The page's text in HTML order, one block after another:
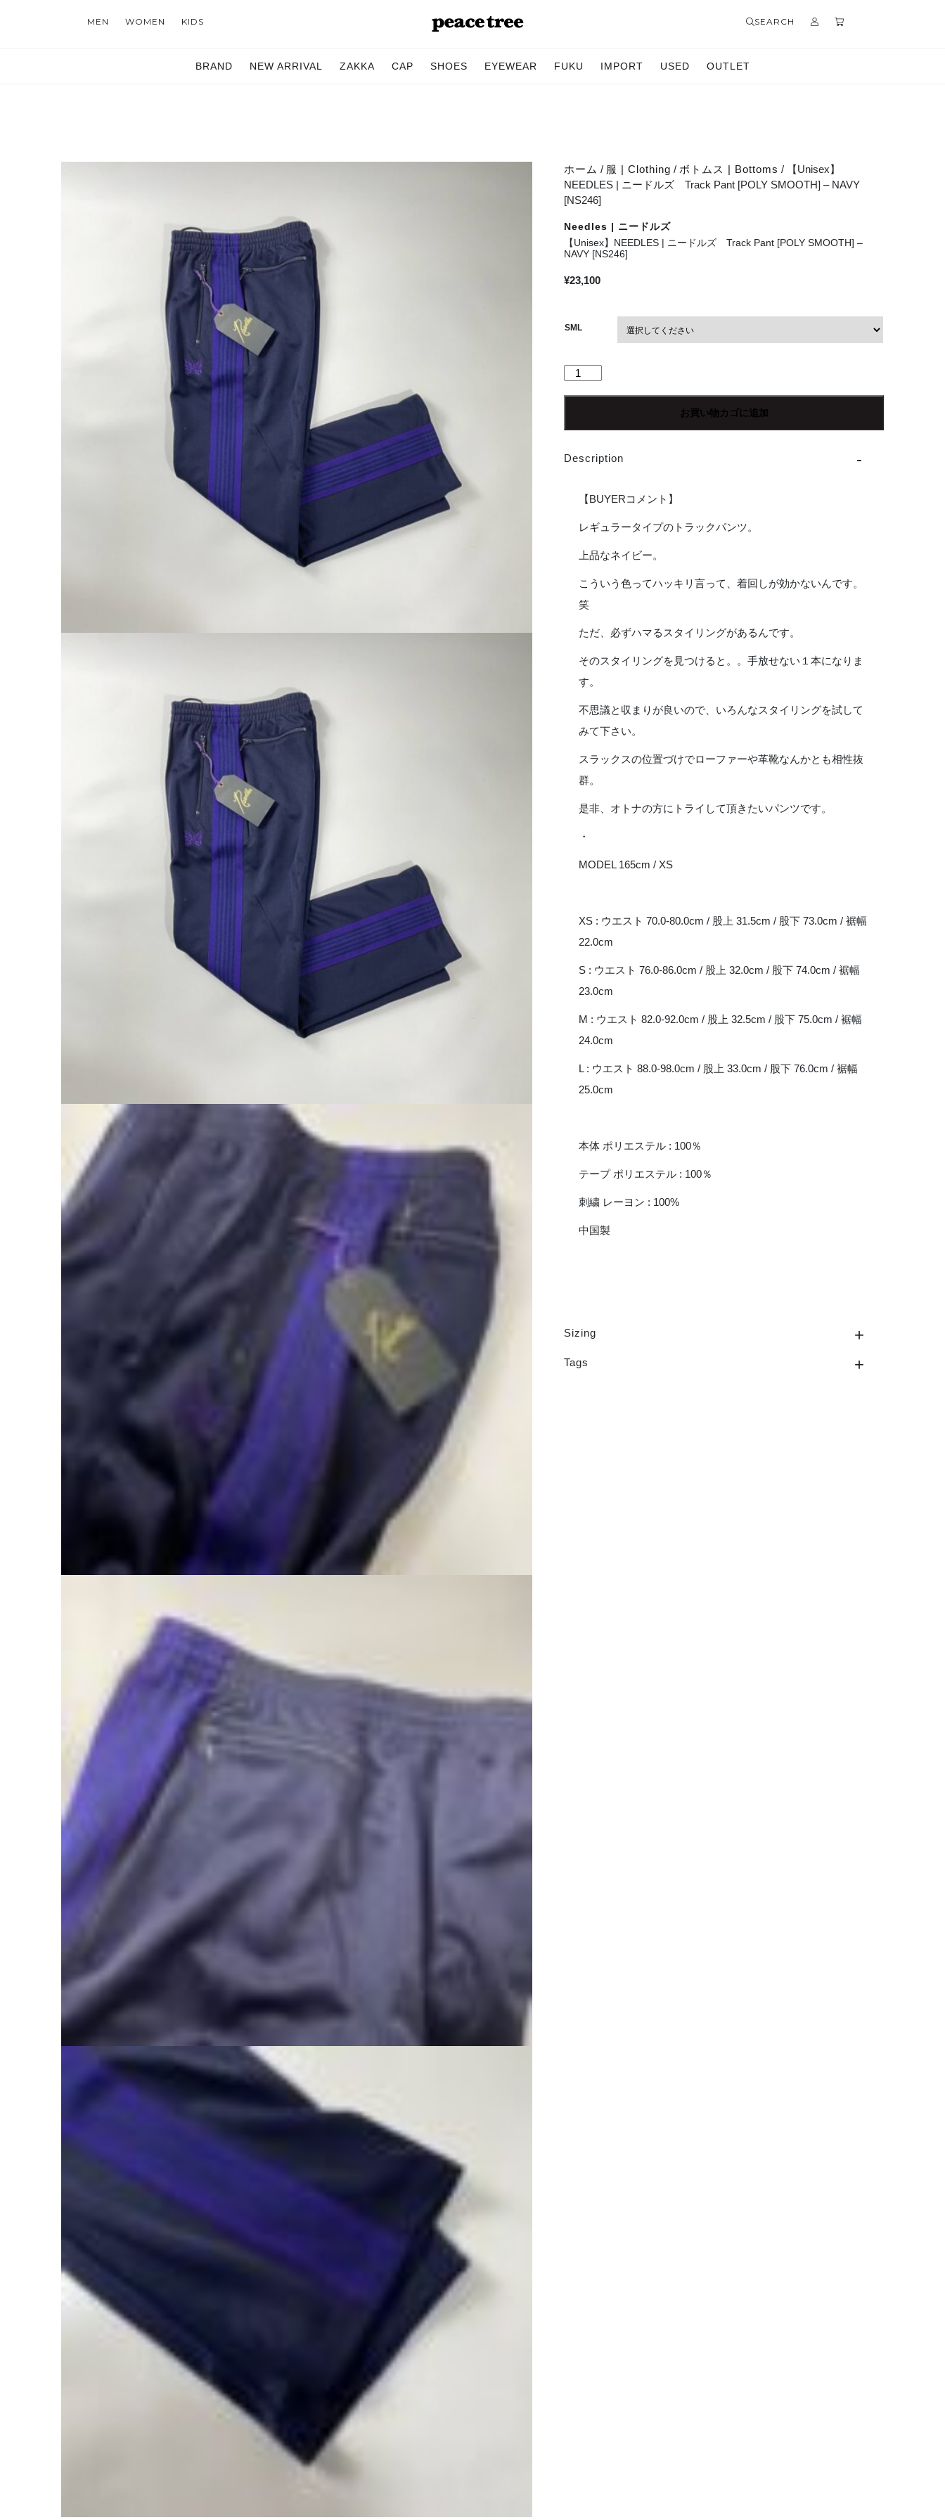
MEN WOMEN KIDS SEARCH
BRAND NEW ARRIVAL ZAKKA CAP SHOES EYEWEAR FUKU IMPORT USED OUTLET
ホーム / 服 | Clothing / ボトムス | Bottoms / 【Unisex】
NEEDLES | ニードルズ Track Pant [POLY SMOOTH] – NAVY
[NS246]
Needles | ニードルズ
【Unisex】NEEDLES | ニードルズ Track Pant [POLY SMOOTH] –
NAVY [NS246]
¥23,100
SML
【Unisex】
ー
ル
Track
[POLY
[NS246]
お買い物カゴに追加
Description
【BUYERコメント】
レギュラータイプのトラックパンツ。
上品なネイビー。
こういう色ってハッキリ言って、着回しが効かないんです。
笑
ただ、必ずハマるスタイリングがあるんです。
そのスタイリングを見つけると。。手放せない１本になりま
す。
不思議と収まりが良いので、いろんなスタイリングを試して
みて下さい。
スラックスの位置づけでローファーや革靴なんかとも相性抜
群。
是非、オトナの方にトライして頂きたいパンツです。
・
MODEL 165cm / XS
XS : ウエスト 70.0-80.0cm / 股上 31.5cm / 股下 73.0cm / 裾幅
22.0cm
S : ウエスト 76.0-86.0cm / 股上 32.0cm / 股下 74.0cm / 裾幅
23.0cm
M : ウエスト 82.0-92.0cm / 股上 32.5cm / 股下 75.0cm / 裾幅
24.0cm
L : ウエスト 88.0-98.0cm / 股上 33.0cm / 股下 76.0cm / 裾幅
25.0cm
本体 ポリエステル : 100％
テープ ポリエステル : 100％
刺繍 レーヨン : 100%
中国製
Sizing
Tags